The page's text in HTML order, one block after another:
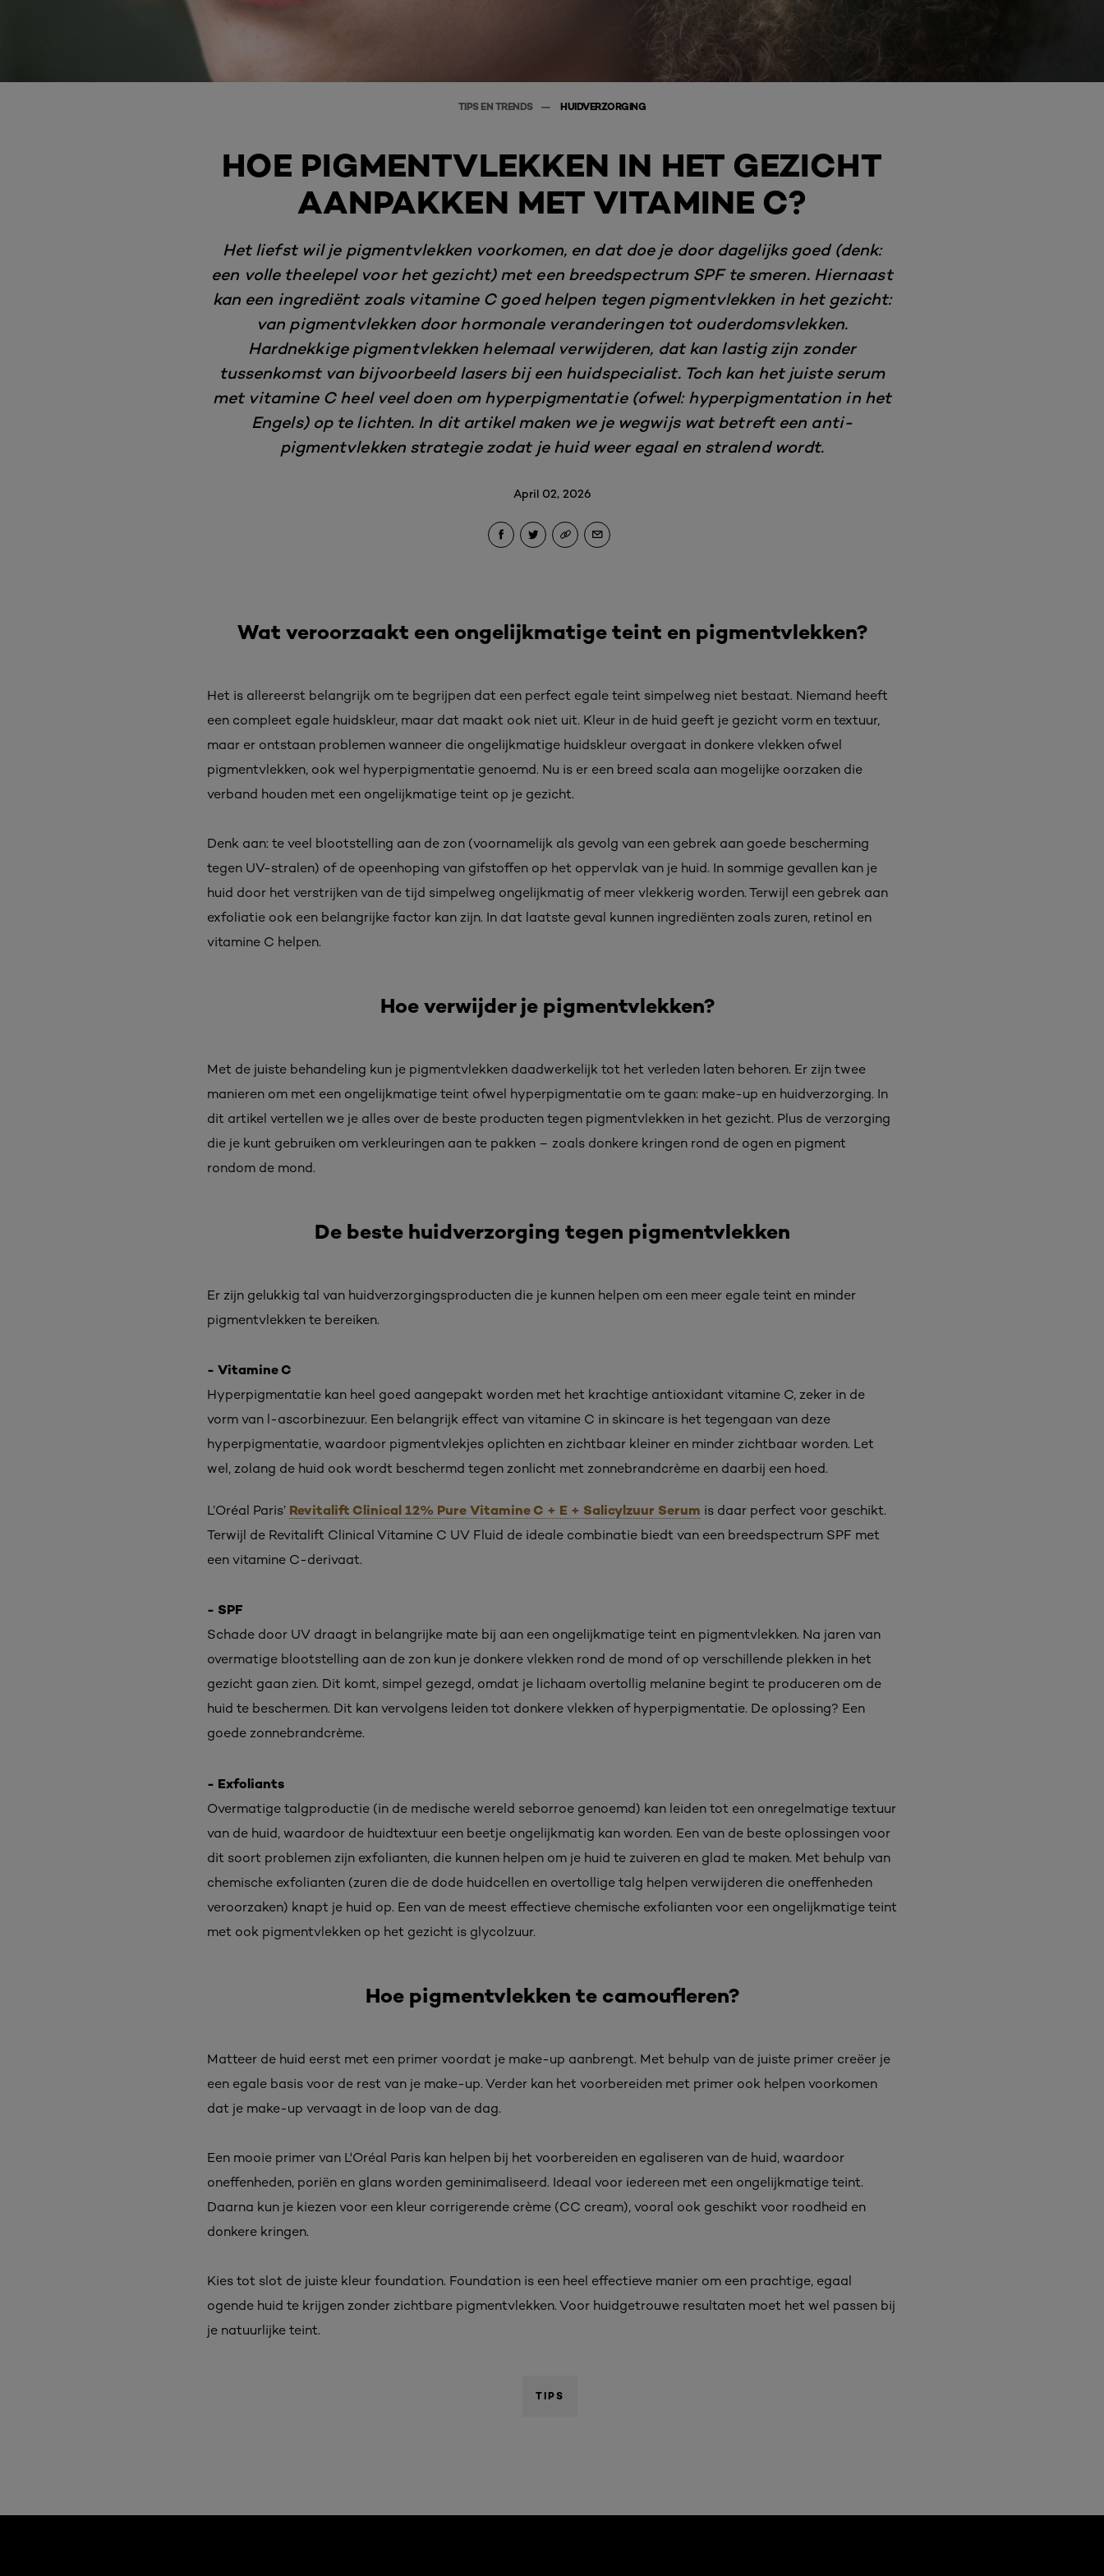
TIPS EN TRENDS HUIDVERZORGING
HOE PIGMENTVLEKKEN IN HET GEZICHT
AANPAKKEN MET VITAMINE C?
Het liefst wil je pigmentvlekken voorkomen, en dat doe je door dagelijks goed (denk:
een volle theelepel voor het gezicht) met een breedspectrum SPF te smeren. Hiernaast
kan een ingrediënt zoals vitamine C goed helpen tegen pigmentvlekken in het gezicht:
van pigmentvlekken door hormonale veranderingen tot ouderdomsvlekken.
Hardnekkige pigmentvlekken helemaal verwijderen, dat kan lastig zijn zonder
tussenkomst van bijvoorbeeld lasers bij een huidspecialist. Toch kan het juiste serum
met vitamine C heel veel doen om hyperpigmentatie (ofwel: hyperpigmentation in het
Engels) op te lichten. In dit artikel maken we je wegwijs wat betreft een anti-
pigmentvlekken strategie zodat je huid weer egaal en stralend wordt.
April 02, 2026
Wat veroorzaakt een ongelijkmatige teint en pigmentvlekken?
Het is allereerst belangrijk om te begrijpen dat een perfect egale teint simpelweg niet bestaat. Niemand heeft
een compleet egale huidskleur, maar dat maakt ook niet uit. Kleur in de huid geeft je gezicht vorm en textuur,
maar er ontstaan problemen wanneer die ongelijkmatige huidskleur overgaat in donkere vlekken ofwel
pigmentvlekken, ook wel hyperpigmentatie genoemd. Nu is er een breed scala aan mogelijke oorzaken die
verband houden met een ongelijkmatige teint op je gezicht.
Denk aan: te veel blootstelling aan de zon (voornamelijk als gevolg van een gebrek aan goede bescherming
tegen UV-stralen) of de opeenhoping van gifstoffen op het oppervlak van je huid. In sommige gevallen kan je
huid door het verstrijken van de tijd simpelweg ongelijkmatig of meer vlekkerig worden. Terwijl een gebrek aan
exfoliatie ook een belangrijke factor kan zijn. In dat laatste geval kunnen ingrediënten zoals zuren, retinol en
vitamine C helpen.
Hoe verwijder je pigmentvlekken?
Met de juiste behandeling kun je pigmentvlekken daadwerkelijk tot het verleden laten behoren. Er zijn twee
manieren om met een ongelijkmatige teint ofwel hyperpigmentatie om te gaan: make-up en huidverzorging. In
dit artikel vertellen we je alles over de beste producten tegen pigmentvlekken in het gezicht. Plus de verzorging
die je kunt gebruiken om verkleuringen aan te pakken – zoals donkere kringen rond de ogen en pigment
rondom de mond.
De beste huidverzorging tegen pigmentvlekken
Er zijn gelukkig tal van huidverzorgingsproducten die je kunnen helpen om een meer egale teint en minder
pigmentvlekken te bereiken.
- Vitamine C
Hyperpigmentatie kan heel goed aangepakt worden met het krachtige antioxidant vitamine C, zeker in de
vorm van l-ascorbinezuur. Een belangrijk effect van vitamine C in skincare is het tegengaan van deze
hyperpigmentatie, waardoor pigmentvlekjes oplichten en zichtbaar kleiner en minder zichtbaar worden. Let
wel, zolang de huid ook wordt beschermd tegen zonlicht met zonnebrandcrème en daarbij een hoed.
L’Oréal Paris’ Revitalift Clinical 12% Pure Vitamine C + E + Salicylzuur Serum is daar perfect voor geschikt.
Terwijl de Revitalift Clinical Vitamine C UV Fluid de ideale combinatie biedt van een breedspectrum SPF met
een vitamine C-derivaat.
- SPF
Schade door UV draagt in belangrijke mate bij aan een ongelijkmatige teint en pigmentvlekken. Na jaren van
overmatige blootstelling aan de zon kun je donkere vlekken rond de mond of op verschillende plekken in het
gezicht gaan zien. Dit komt, simpel gezegd, omdat je lichaam overtollig melanine begint te produceren om de
huid te beschermen. Dit kan vervolgens leiden tot donkere vlekken of hyperpigmentatie. De oplossing? Een
goede zonnebrandcrème.
- Exfoliants
Overmatige talgproductie (in de medische wereld seborroe genoemd) kan leiden tot een onregelmatige textuur
van de huid, waardoor de huidtextuur een beetje ongelijkmatig kan worden. Een van de beste oplossingen voor
dit soort problemen zijn exfolianten, die kunnen helpen om je huid te zuiveren en glad te maken. Met behulp van
chemische exfolianten (zuren die de dode huidcellen en overtollige talg helpen verwijderen die oneffenheden
veroorzaken) knapt je huid op. Een van de meest effectieve chemische exfolianten voor een ongelijkmatige teint
met ook pigmentvlekken op het gezicht is glycolzuur.
Hoe pigmentvlekken te camoufleren?
Matteer de huid eerst met een primer voordat je make-up aanbrengt. Met behulp van de juiste primer creëer je
een egale basis voor de rest van je make-up. Verder kan het voorbereiden met primer ook helpen voorkomen
dat je make-up vervaagt in de loop van de dag.
Een mooie primer van L'Oréal Paris kan helpen bij het voorbereiden en egaliseren van de huid, waardoor
oneffenheden, poriën en glans worden geminimaliseerd. Ideaal voor iedereen met een ongelijkmatige teint.
Daarna kun je kiezen voor een kleur corrigerende crème (CC cream), vooral ook geschikt voor roodheid en
donkere kringen.
Kies tot slot de juiste kleur foundation. Foundation is een heel effectieve manier om een prachtige, egaal
ogende huid te krijgen zonder zichtbare pigmentvlekken. Voor huidgetrouwe resultaten moet het wel passen bij
je natuurlijke teint.
TIPS